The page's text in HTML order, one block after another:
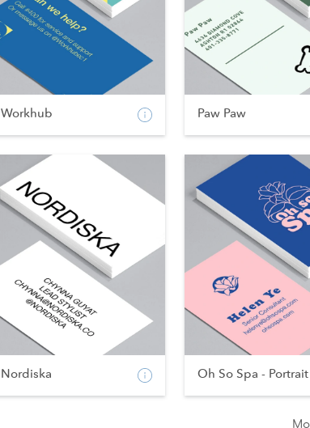
Workhub Paw Paw
Nordiska Oh So Spa - Portrait